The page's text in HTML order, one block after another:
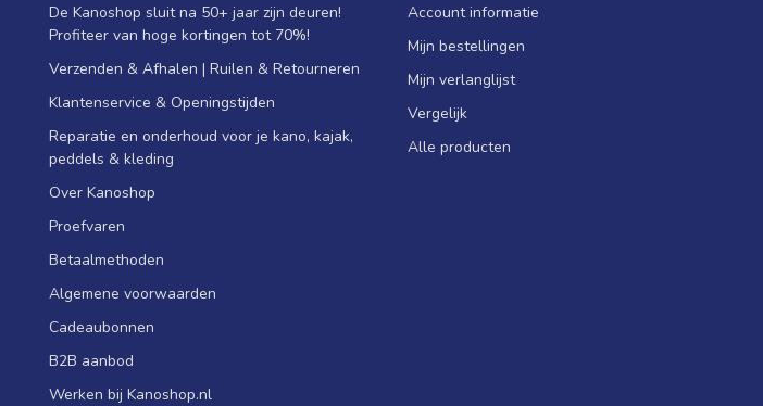
De Kanoshop sluit na 50+ jaar zijn deuren!
Profiteer van hoge kortingen tot 70%!
Verzenden & Afhalen | Ruilen & Retourneren
Klantenservice & Openingstijden
Reparatie en onderhoud voor je kano, kajak,
peddels & kleding
Over Kanoshop
Proefvaren
Betaalmethoden
Algemene voorwaarden
Cadeaubonnen
B2B aanbod
Werken bij Kanoshop.nl
Account informatie
Mijn bestellingen
Mijn verlanglijst
Vergelijk
Alle producten